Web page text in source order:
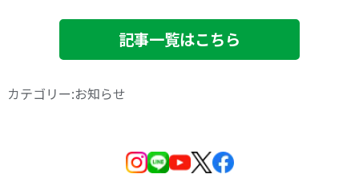
記事一覧はこちら
カテゴリー:お知らせ